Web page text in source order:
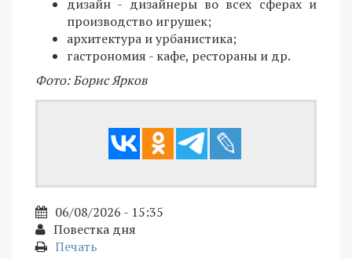
дизайн - дизайнеры во всех сферах и
производство игрушек;
архитектура и урбанистика;
гастрономия - кафе, рестораны и др.
Фото: Борис Ярков
06/08/2026 - 15:35
Повестка дня
Печать